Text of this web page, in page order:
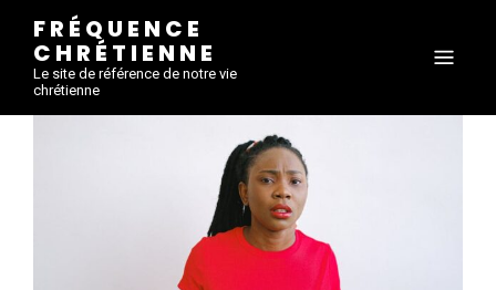
FRÉQUENCE
CHRÉTIENNE
Le site de référence de notre vie
chrétienne